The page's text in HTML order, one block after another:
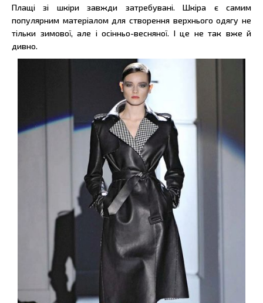
Плащі зі шкіри завжди затребувані. Шкіра є самим
популярним матеріалом для створення верхнього одягу не
тільки зимової, але і осінньо-весняної. І це не так вже й
дивно.